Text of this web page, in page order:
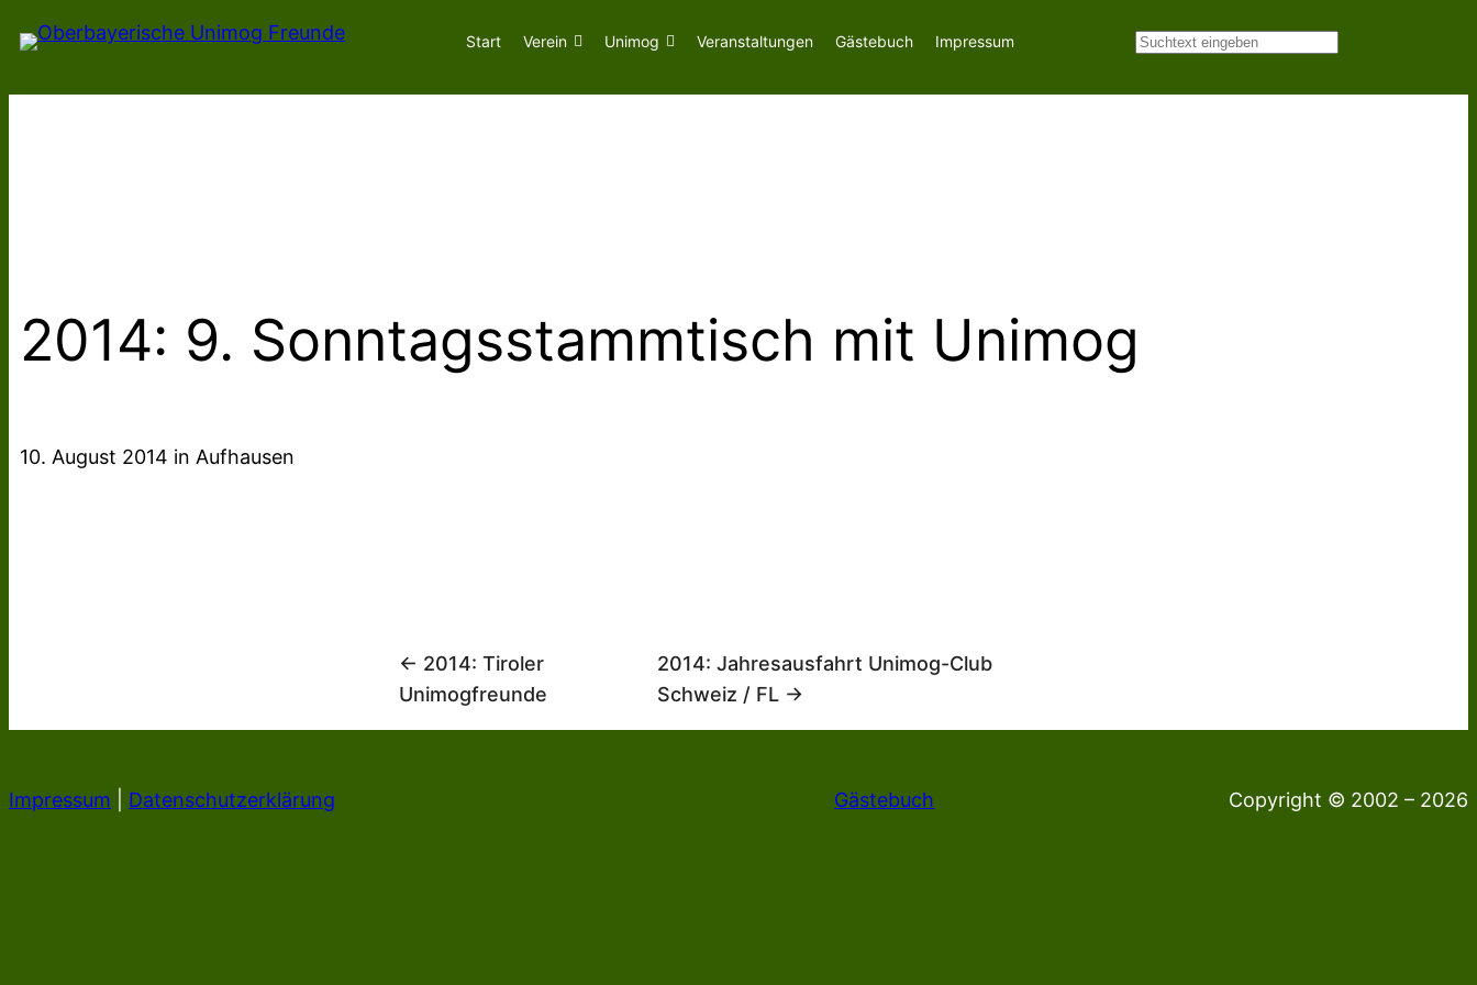
Zum
Inhalt
Start Verein Unimog Veranstaltungen Gästebuch Impressum Suchen
2014: 9. Sonntagsstammtisch mit Unimog
10. August 2014 in Aufhausen
← 2014: Tiroler
Unimogfreunde
2014: Jahresausfahrt Unimog-Club
Schweiz / FL →
Impressum Datenschutzerklärung Gästebuch Copyright © 2002 – 2026